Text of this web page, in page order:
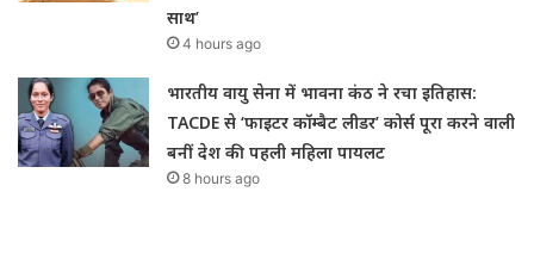
साथ’
4 hours ago
भारतीय वायु सेना में भावना कंठ ने रचा इतिहास:
TACDE से ‘फाइटर कॉम्बैट लीडर’ कोर्स पूरा करने वाली
बनीं देश की पहली महिला पायलट
8 hours ago